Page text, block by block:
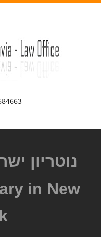
נוטריון
in New